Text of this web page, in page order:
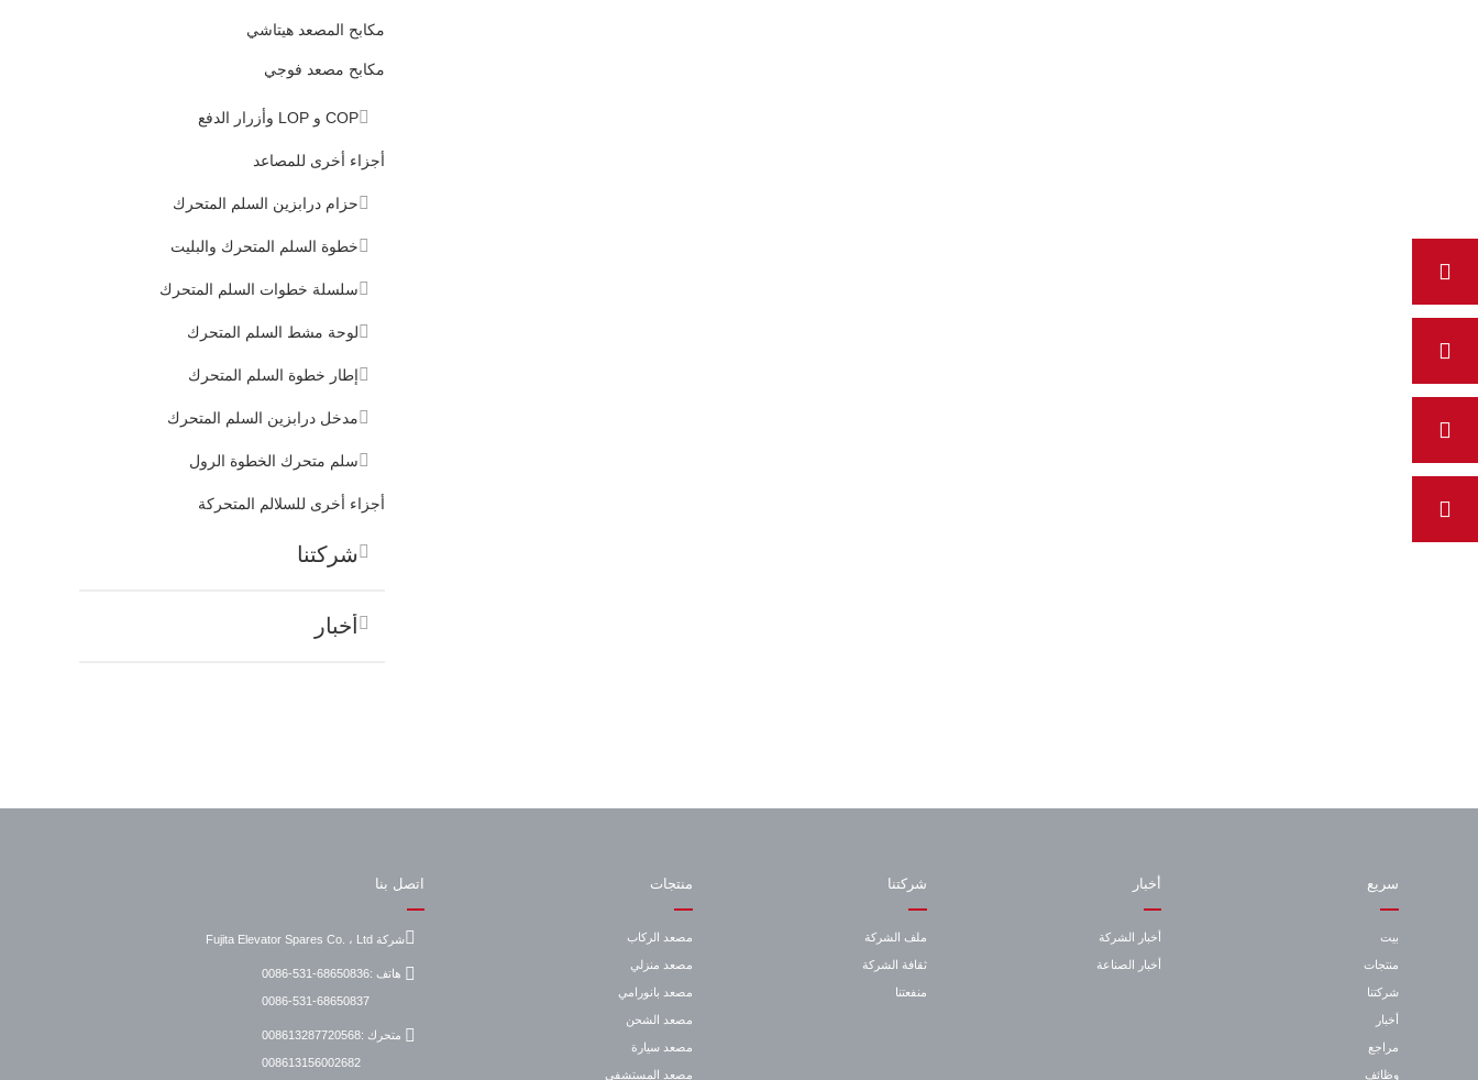
مكابح المصعد هيتاشي
مكابح مصعد فوجي
COP و LOP وأزرار الدفع
أجزاء أخرى للمصاعد
حزام درابزين السلم المتحرك
خطوة السلم المتحرك والبليت
سلسلة خطوات السلم المتحرك
لوحة مشط السلم المتحرك
إطار خطوة السلم المتحرك
مدخل درابزين السلم المتحرك
سلم متحرك الخطوة الرول
أجزاء أخرى للسلالم المتحركة
شركتنا
أخبار
اتصل بنا
شركة Fujita Elevator Spares Co. ، Ltd
هاتف :0086-531-68650836
0086-531-68650837
متحرك :008613287720568
008613156002682
منتجات
مصعد الركاب
مصعد منزلي
مصعد بانورامي
مصعد الشحن
مصعد سيارة
مصعد المستشفى
شركتنا
ملف الشركة
ثقافة الشركة
منفعتنا
أخبار
أخبار الشركة
أخبار الصناعة
سريع
بيت
منتجات
شركتنا
أخبار
مراجع
وظائف